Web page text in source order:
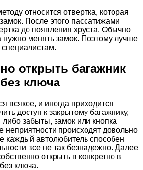
относится отвертка, которая
После этого пассатижами
до появления хруста. Обычно
нужно менять замок. Поэтому лучше
специалистам.
открыть багажник
ключа
всякое, и иногда приходится
доступ к закрытому багажнику,
забыты, замок или кнопка
неприятности происходят довольно
каждый автолюбитель способен
все не так безнадежно. Далее
открыть в конкретно в
ключа.